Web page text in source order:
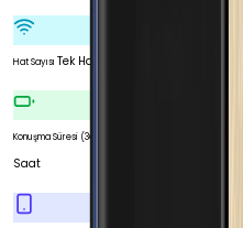
Hat Sayısı Tek Hat
Konuşma Süresi (3G)
Saat